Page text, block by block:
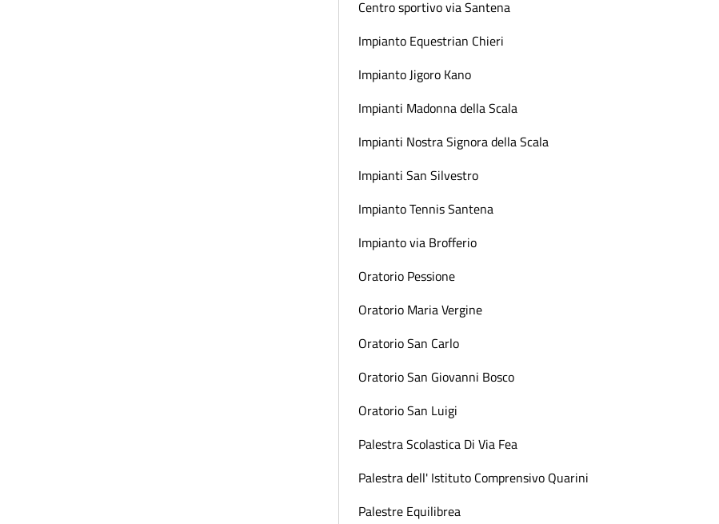
Centro sportivo via Santena
Impianto Equestrian Chieri
Impianto Jigoro Kano
Impianti Madonna della Scala
Impianti Nostra Signora della Scala
Impianti San Silvestro
Impianto Tennis Santena
Impianto via Brofferio
Oratorio Pessione
Oratorio Maria Vergine
Oratorio San Carlo
Oratorio San Giovanni Bosco
Oratorio San Luigi
Palestra Scolastica Di Via Fea
Palestra dell' Istituto Comprensivo Quarini
Palestre Equilibrea